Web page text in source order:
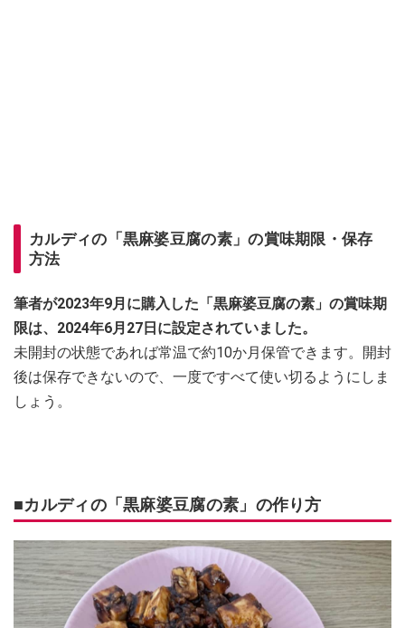
カルディの「黒麻婆豆腐の素」の賞味期限・保存
方法
筆者が2023年9月に購入した「黒麻婆豆腐の素」の賞味期
限は、2024年6月27日に設定されていました。
未開封の状態であれば常温で約10か月保管できます。開封
後は保存できないので、一度ですべて使い切るようにしま
しょう。
■カルディの「黒麻婆豆腐の素」の作り方